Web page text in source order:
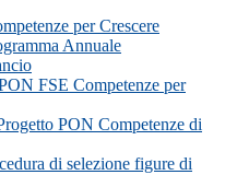
per Crescere
Annuale
FSE Competenze per
PON Competenze di
di selezione figure di